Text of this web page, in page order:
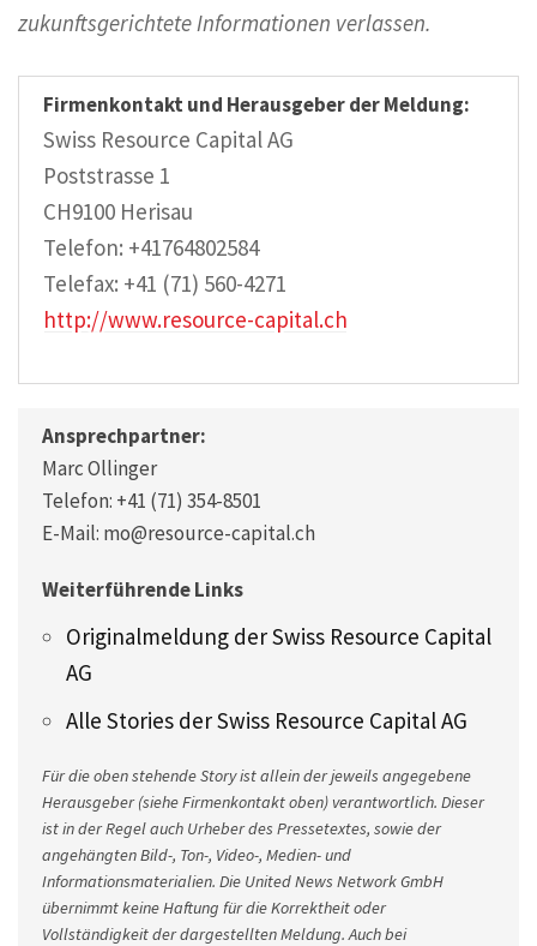
zukunftsgerichtete Informationen verlassen.
Firmenkontakt und Herausgeber der Meldung:
Swiss Resource Capital AG
Poststrasse 1
CH9100 Herisau
Telefon: +41764802584
Telefax: +41 (71) 560-4271
http://www.resource-capital.ch
Ansprechpartner:
Marc Ollinger
Telefon: +41 (71) 354-8501
E-Mail: mo@resource-capital.ch
Weiterführende Links
Originalmeldung der Swiss Resource Capital
AG
Alle Stories der Swiss Resource Capital AG
Für die oben stehende Story ist allein der jeweils angegebene
Herausgeber (siehe Firmenkontakt oben) verantwortlich. Dieser
ist in der Regel auch Urheber des Pressetextes, sowie der
angehängten Bild-, Ton-, Video-, Medien- und
Informationsmaterialien. Die United News Network GmbH
übernimmt keine Haftung für die Korrektheit oder
Vollständigkeit der dargestellten Meldung. Auch bei